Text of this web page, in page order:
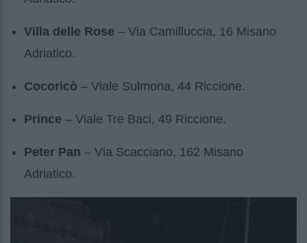
Villa delle Rose – Via Camilluccia, 16 Misano
Adriatico.
Cocoricò – Viale Sulmona, 44 Riccione.
Prince – Viale Tre Baci, 49 Riccione.
Peter Pan – Via Scacciano, 162 Misano
Adriatico.